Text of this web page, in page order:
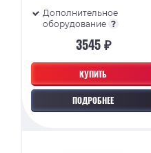
КУПИТЬ
ПОДРОБНЕЕ
Дополнительное
оборудование ?
3545 ₽